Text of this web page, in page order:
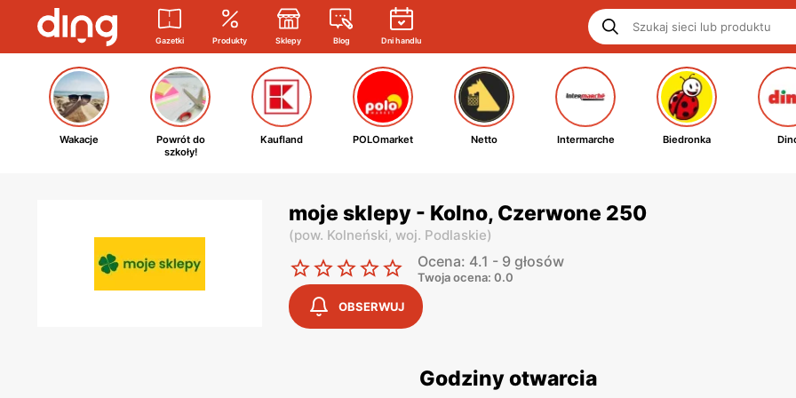
Gazetki Produkty Sklepy Blog Dni handlu
Wakacje
Powrót do
szkoły!
Kaufland POLOmarket Netto Intermarche Biedronka
moje sklepy - Kolno, Czerwone 250
(pow. Kolneński, woj. Podlaskie)
Ocena: 4.1 - 9 głosów
Twoja ocena: 0.0
OBSERWUJ
Godziny otwarcia